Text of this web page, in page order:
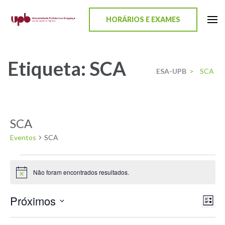
HORÁRIOS E EXAMES
Etiqueta: SCA ESA-UPB > SCA
SCA
Eventos SCA
Aviso Não foram encontrados resultados.
de
Lista
Próximos
Selecione